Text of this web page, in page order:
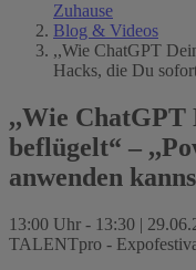
Zuhause
Blog & Videos
,,Wie ChatGPT
Hacks, die Du
,,Wie ChatGPT
beflügelt“ –
anwenden
13:00 Uhr - 13:30 |
TALENTpro -